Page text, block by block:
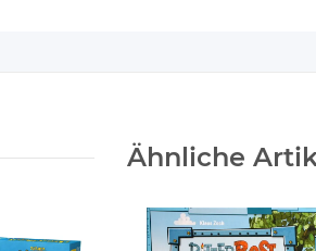
Ähnliche